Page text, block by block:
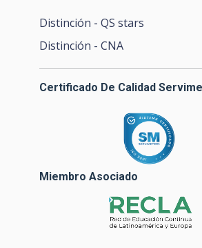
Distinción - QS stars
Distinción - CNA
Certificado De Calidad
Miembro Asociado